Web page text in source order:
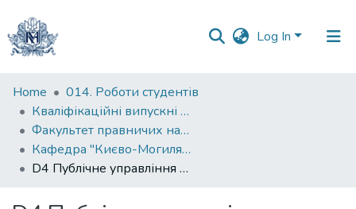
Log In
Communities
&
Collections
All of DSpace
Statistics
Home
014. Роботи студентів
Кваліфікаційні випускні роботи здобувачів вищої освіти бакалаврських програм
Факультет правничих наук
Кафедра "Києво-Могилянська школа врядування імені Андрія Мелешевича"
D4 Публічне управління та адміністрування